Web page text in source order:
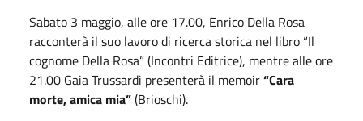
Sabato 3 maggio, alle ore 17.00, Enrico Della Rosa
racconterà il suo lavoro di ricerca storica nel libro “Il
cognome Della Rosa” (Incontri Editrice), mentre alle ore
21.00 Gaia Trussardi presenterà il memoir“Cara
morte, amica mia”(Brioschi).